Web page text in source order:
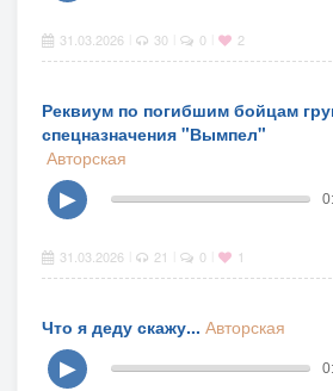
31.03.2026 30 0 2
Реквиум по погибшим бойцам
спецназначения "Вымпел"
Авторская
▶
31.03.2026 21 0 1
Что я деду скажу... Авторская
▶